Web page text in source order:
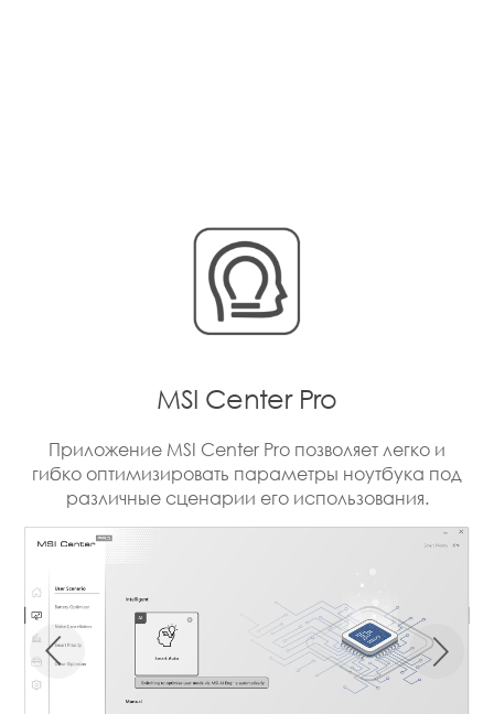
MSI Center Pro
Приложение MSI Center Pro позволяет легко и
гибко оптимизировать параметры ноутбука под
различные сценарии его использования.